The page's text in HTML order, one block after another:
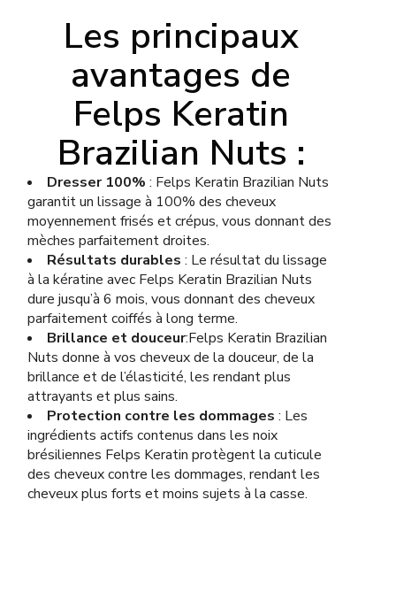
Les principaux
avantages de
Felps Keratin
Brazilian Nuts :
Dresser 100% : Felps Keratin Brazilian Nuts
garantit un lissage à 100% des cheveux
moyennement frisés et crépus, vous donnant des
mèches parfaitement droites.
Résultats durables : Le résultat du lissage
à la kératine avec Felps Keratin Brazilian Nuts
dure jusqu’à 6 mois, vous donnant des cheveux
parfaitement coiffés à long terme.
Brillance et douceur:Felps Keratin Brazilian
Nuts donne à vos cheveux de la douceur, de la
brillance et de l’élasticité, les rendant plus
attrayants et plus sains.
Protection contre les dommages : Les
ingrédients actifs contenus dans les noix
brésiliennes Felps Keratin protègent la cuticule
des cheveux contre les dommages, rendant les
cheveux plus forts et moins sujets à la casse.